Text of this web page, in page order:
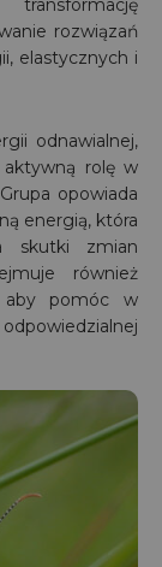
rozwiązań
elastycznych i
odnawialnej,
rolę w
opowiada
energią, która
skutki zmian
również
aby pomóc w